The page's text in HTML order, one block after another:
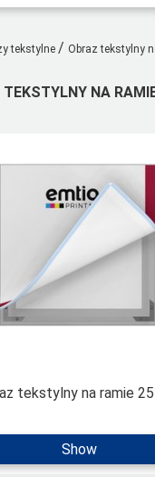
tekstylne/ Obraz tekstylny
TEKSTYLNY NA
tekstylny na ramie
Show